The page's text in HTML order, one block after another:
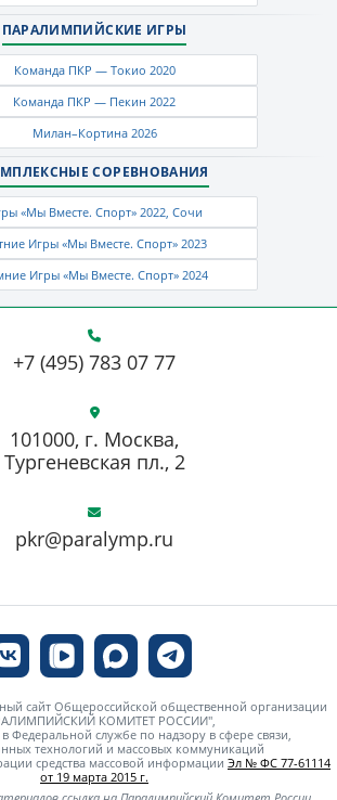
ПАРАЛИМПИЙСКИЕ ИГРЫ
Команда ПКР — Токио 2020
Команда ПКР — Пекин 2022
Милан–Кортина 2026
СОРЕВНОВАНИЯ
«Мы Вместе. Спорт» 2022, Сочи
Игры «Мы Вместе. Спорт» 2023
Игры «Мы Вместе. Спорт» 2024
+7 (495) 783 07 77
pkr@paralymp.ru
101000, г. Москва,
Тургеневская пл., 2
сайт Общероссийской общественной организации
КОМИТЕТ РОССИИ",
Федеральной службе по надзору в сфере связи,
технологий и массовых коммуникаций
средства массовой информации Эл № ФС 77-61114
от 19 марта 2015 г.